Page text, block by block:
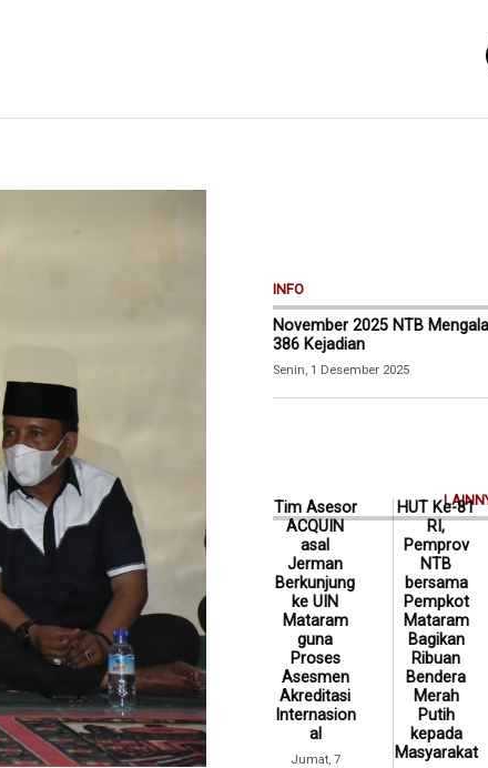
INFO
November 2025 NTB
386 Kejadian
Senin, 1 Desember 2025
Tim Asesor
ACQUIN
asal
Jerman
Berkunjung
ke UIN
Mataram
guna
Proses
Asesmen
Akreditasi
Internasion
al
Jumat, 7
HUT Ke-81
RI,
Pemprov
NTB
bersama
Pempkot
Mataram
Bagikan
Ribuan
Bendera
Merah
Putih
kepada
Masyarakat